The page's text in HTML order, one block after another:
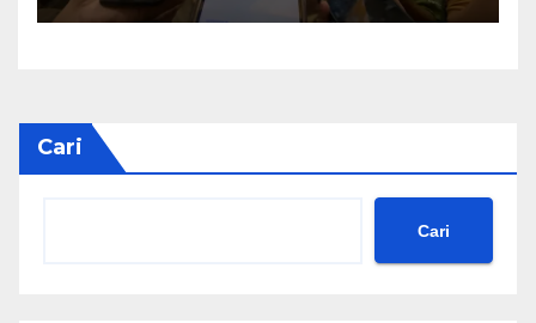
Cari
Cari